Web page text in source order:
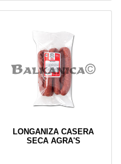
LONGANIZA CASERA
SECA AGRA'S